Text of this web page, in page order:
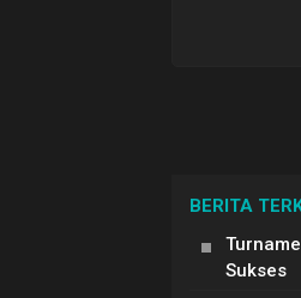
BERITA
Sukses